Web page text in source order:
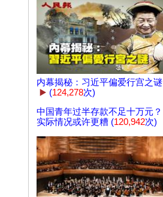
内幕揭秘：习近平偏爱行宫之谜
▶️ (124,278次)
中国青年过半存款不足十万元？
实际情况或许更糟 (120,942次)